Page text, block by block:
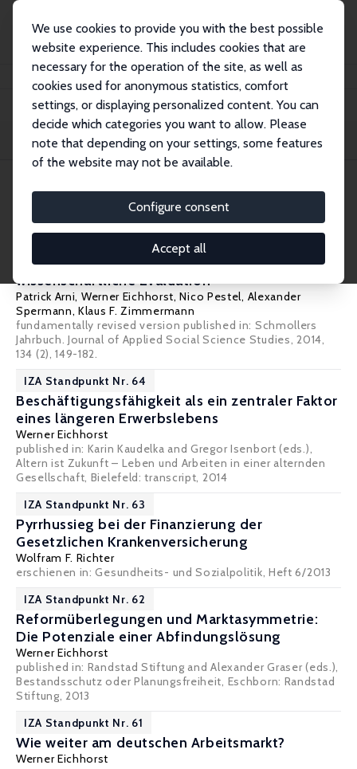
We use cookies to provide you with the best possible
website experience. This includes cookies that are
necessary for the operation of the site, as well as
cookies used for anonymous statistics, comfort
settings, or displaying personalized content. You can
decide which categories you want to allow. Please
note that depending on your settings, some features
of the website may not be available.
Configure consent
Accept all
Publications IZA Standpunkte
Filters
105 IZA Standpunkte
Kein Mindestlohn ohne unabhängige
wissenschaftliche Evaluation
Patrick Arni, Werner Eichhorst,Nico Pestel, Alexander
Spermann,Klaus F. Zimmermann
fundamentally revised version published in: Schmollers
Jahrbuch. Journal of Applied Social Science Studies, 2014,
134 (2), 149-182.
IZA Standpunkt Nr. 64
Beschäftigungsfähigkeit als ein zentraler Faktor
eines längeren Erwerbslebens
Werner Eichhorst
published in: Karin Kaudelka and Gregor Isenbort (eds.),
Altern ist Zukunft – Leben und Arbeiten in einer alternden
Gesellschaft, Bielefeld: transcript, 2014
IZA Standpunkt Nr. 63
Pyrrhussieg bei der Finanzierung der
Gesetzlichen Krankenversicherung
Wolfram F. Richter
erschienen in: Gesundheits- und Sozialpolitik, Heft 6/2013
IZA Standpunkt Nr. 62
Reformüberlegungen und Marktasymmetrie:
Die Potenziale einer Abfindungslösung
Werner Eichhorst
published in: Randstad Stiftung and Alexander Graser (eds.),
Bestandsschutz oder Planungsfreiheit, Eschborn: Randstad
Stiftung, 2013
IZA Standpunkt Nr. 61
Wie weiter am deutschen Arbeitsmarkt?
Werner Eichhorst